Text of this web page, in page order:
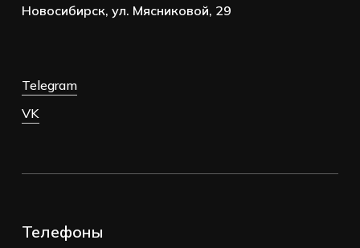
Новосибирск, ул. Мясниковой, 29
Telegram
VK
Телефоны